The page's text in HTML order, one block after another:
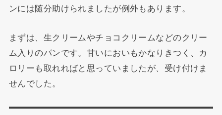
ンには随分助けられましたが例外もあります。
まずは、生クリームやチョコクリームなどのクリー
ム入りのパンです。甘いにおいもかなりきつく、カ
ロリーも取れればと思っていましたが、受け付けま
せんでした。